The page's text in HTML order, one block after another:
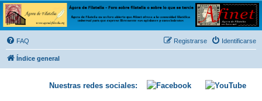
Ágora de Filatelia
Foro sobre filatelia o sobre lo que se tercie. Ágora de Filatelia es un foro abierto que Afinet
ofrece a la comunidad filatélica universal para que exprese libremente sus opiniones y
conocimientos
FAQ Identificarse
Registrarse
Índice general
Nuestras redes sociales: